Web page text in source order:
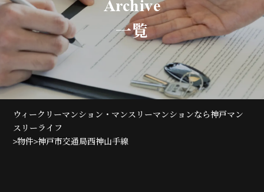
Archive
一覧
ウィークリーマンション・マンスリーマンションなら神戸マン
スリーライフ
>物件>神戸市交通局西神山手線